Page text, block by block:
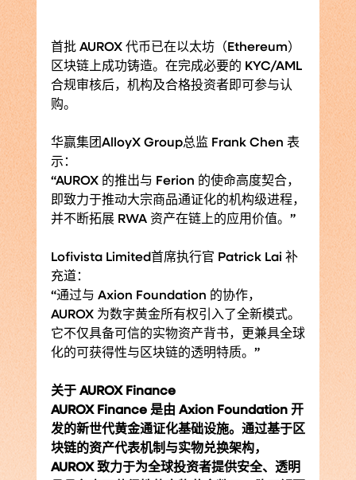
首批 AUROX 代币已在以太坊（Ethereum）
区块链上成功铸造。在完成必要的 KYC/AML
合规审核后，机构及合格投资者即可参与认
购。
华赢集团AlloyX Group总监 Frank Chen 表
示：
“AUROX 的推出与 Ferion 的使命高度契合，
即致力于推动大宗商品通证化的机构级进程，
并不断拓展 RWA 资产在链上的应用价值。”
Lofivista Limited首席执行官 Patrick Lai 补
充道：
“通过与 Axion Foundation 的协作，
AUROX 为数字黄金所有权引入了全新模式。
它不仅具备可信的实物资产背书，更兼具全球
化的可获得性与区块链的透明特质。”
关于 AUROX Finance
AUROX Finance 是由 Axion Foundation 开
发的新世代黄金通证化基础设施。通过基于区
块链的资产代表机制与实物兑换架构，
AUROX 致力于为全球投资者提供安全、透明